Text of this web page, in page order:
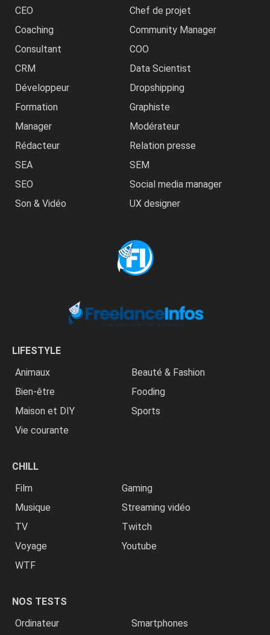
CEO
Chef de projet
Coaching
Community Manager
Consultant
COO
CRM
Data Scientist
Développeur
Dropshipping
Formation
Graphiste
Manager
Modérateur
Rédacteur
Relation presse
SEA
SEM
SEO
Social media manager
Son & Vidéo
UX designer
LIFESTYLE
Animaux
Beauté & Fashion
Bien-être
Fooding
Maison et DIY
Sports
Vie courante
CHILL
Film
Gaming
Musique
Streaming vidéo
TV
Twitch
Voyage
Youtube
WTF
NOS TESTS
Ordinateur
Smartphones